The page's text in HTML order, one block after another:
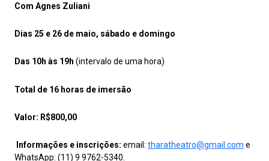
Com Agnes Zuliani
Dias 25 e 26 de maio, sábado e domingo
Das 10h às 19h (intervalo de uma hora)
Total de 16 horas de imersão
Valor: R$800,00
Informações e inscrições: email: tharatheatro@gmail.com e
WhatsApp: (11) 9 9762-5340.